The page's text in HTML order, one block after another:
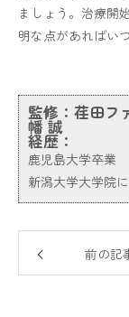
ましょう。治療開
明な点があればい
監修： 荏田フ
幡 誠
経歴：
鹿児島大学卒業
新潟大学大学院
前の記